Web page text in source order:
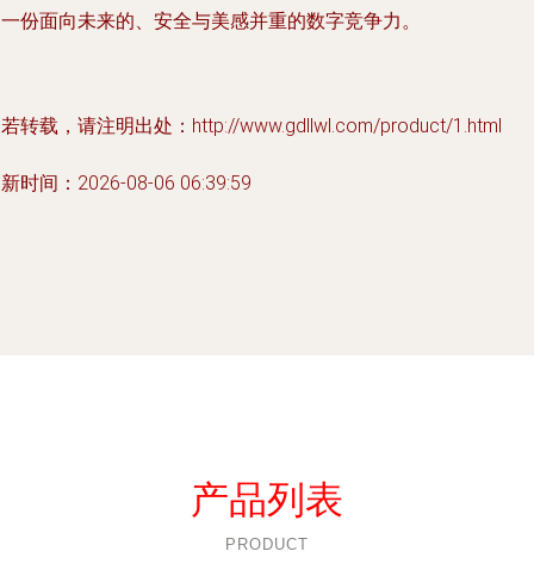
份面向未来的、安全与美感并重的数字竞争力。
转载，请注明出处：http://www.gdllwl.com/product/1.html
时间：2026-08-06 06:39:59
产品列表
PRODUCT